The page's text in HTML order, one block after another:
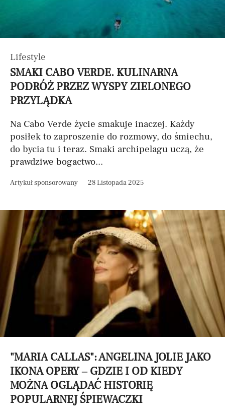
Lifestyle
SMAKI CABO VERDE. KULINARNA
PODRÓŻ PRZEZ WYSPY ZIELONEGO
PRZYLĄDKA
Na Cabo Verde życie smakuje inaczej. Każdy
posiłek to zaproszenie do rozmowy, do śmiechu,
do bycia tu i teraz. Smaki archipelagu uczą, że
prawdziwe bogactwo...
Artykuł sponsorowany 28 Listopada 2025
"MARIA CALLAS": ANGELINA JOLIE JAKO
IKONA OPERY – GDZIE I OD KIEDY
MOŻNA OGLĄDAĆ HISTORIĘ
POPULARNEJ ŚPIEWACZKI